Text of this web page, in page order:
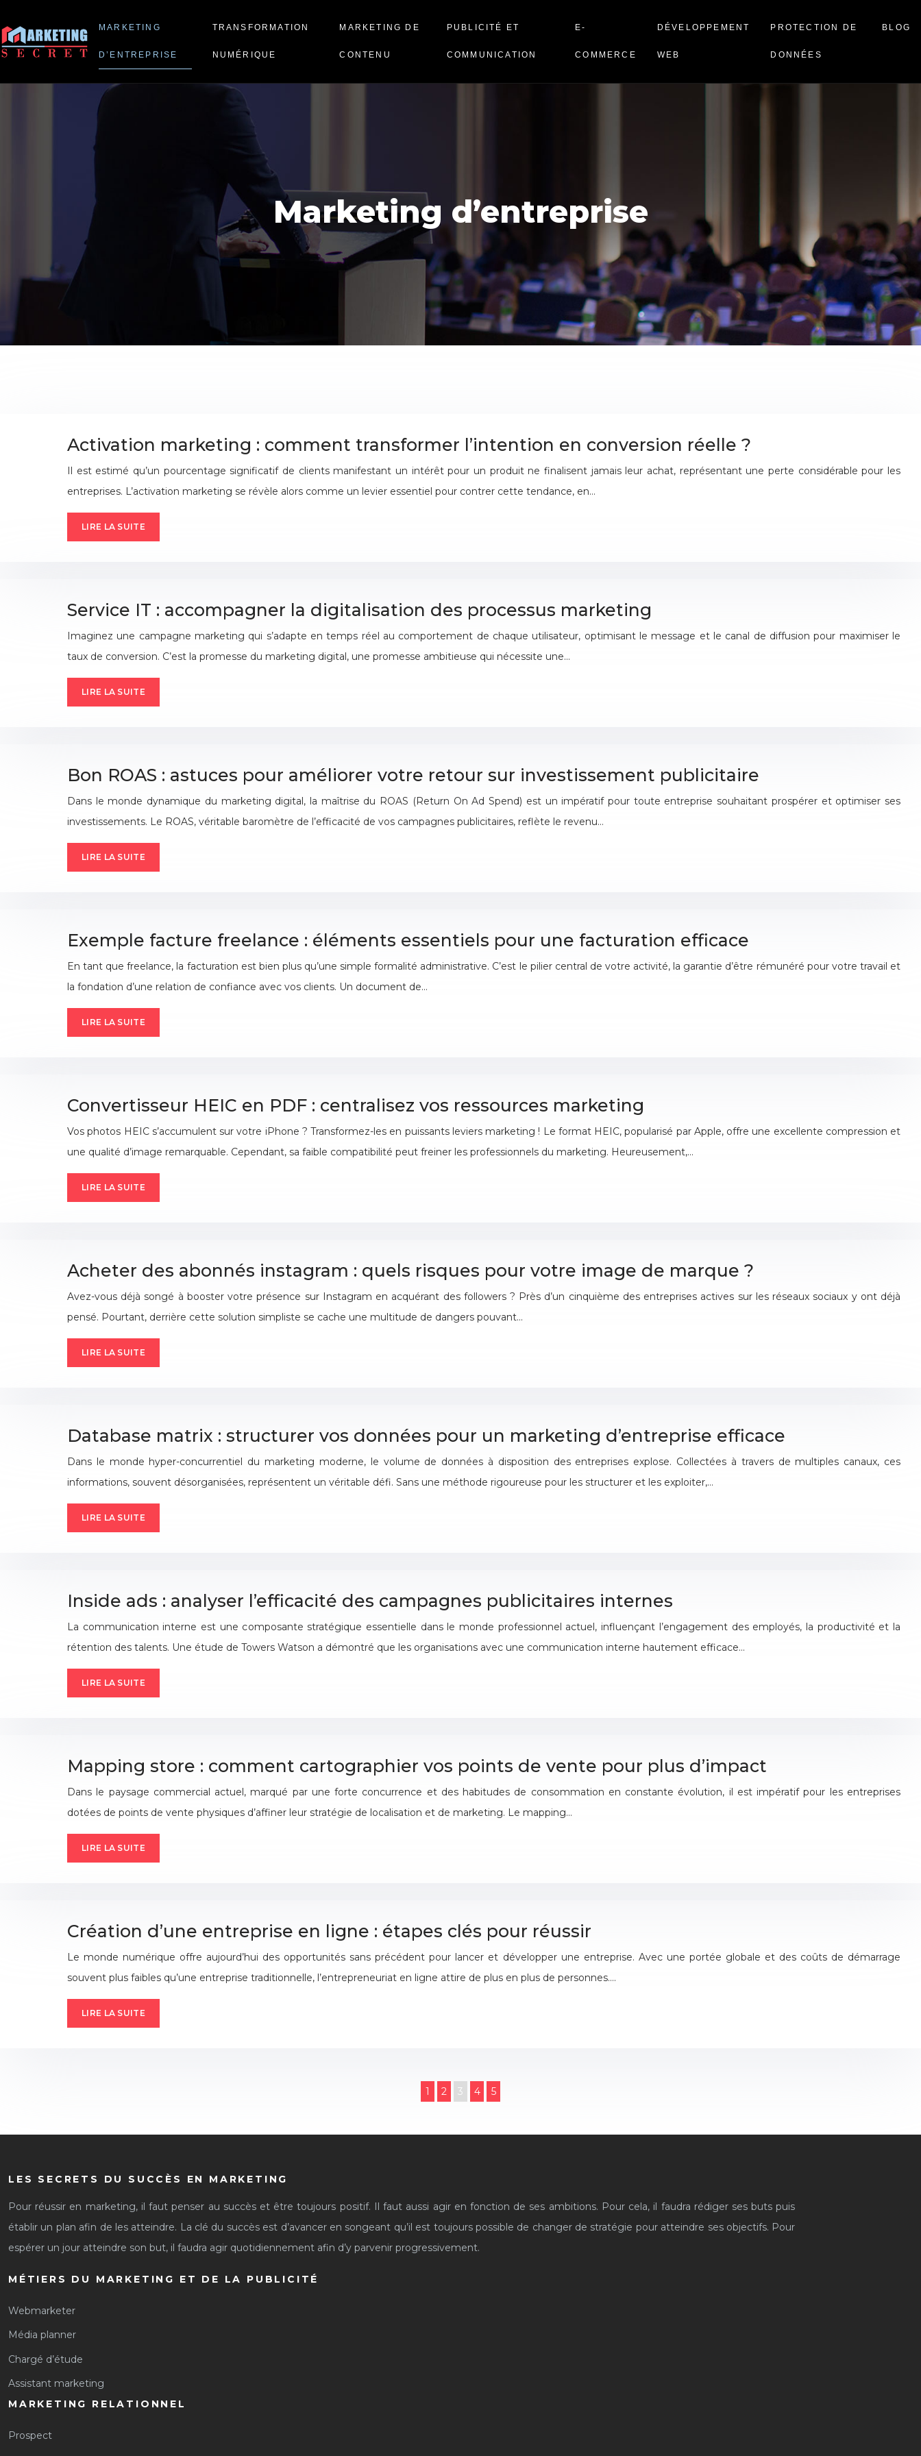
MARKETING
D’ENTREPRISE
TRANSFORMATION
NUMÉRIQUE
MARKETING DE
CONTENU
PUBLICITÉ ET
COMMUNICATION
E-
COMMERCE
DÉVELOPPEMENT
WEB
PROTECTION DE
DONNÉES
BLOG
Marketing d’entreprise
Activation marketing : comment transformer l’intention en conversion réelle ?
Il est estimé qu’un pourcentage significatif de clients manifestant un intérêt pour un produit ne finalisent jamais leur achat, représentant une perte considérable pour les
entreprises. L’activation marketing se révèle alors comme un levier essentiel pour contrer cette tendance, en…
LIRE LA SUITE
Service IT : accompagner la digitalisation des processus marketing
Imaginez une campagne marketing qui s’adapte en temps réel au comportement de chaque utilisateur, optimisant le message et le canal de diffusion pour maximiser le
taux de conversion. C’est la promesse du marketing digital, une promesse ambitieuse qui nécessite une…
LIRE LA SUITE
Bon ROAS : astuces pour améliorer votre retour sur investissement publicitaire
Dans le monde dynamique du marketing digital, la maîtrise du ROAS (Return On Ad Spend) est un impératif pour toute entreprise souhaitant prospérer et optimiser ses
investissements. Le ROAS, véritable baromètre de l’efficacité de vos campagnes publicitaires, reflète le revenu…
LIRE LA SUITE
Exemple facture freelance : éléments essentiels pour une facturation efficace
En tant que freelance, la facturation est bien plus qu’une simple formalité administrative. C’est le pilier central de votre activité, la garantie d’être rémunéré pour votre travail et
la fondation d’une relation de confiance avec vos clients. Un document de…
LIRE LA SUITE
Convertisseur HEIC en PDF : centralisez vos ressources marketing
Vos photos HEIC s’accumulent sur votre iPhone ? Transformez-les en puissants leviers marketing ! Le format HEIC, popularisé par Apple, offre une excellente compression et
une qualité d’image remarquable. Cependant, sa faible compatibilité peut freiner les professionnels du marketing. Heureusement,…
LIRE LA SUITE
Acheter des abonnés instagram : quels risques pour votre image de marque ?
Avez-vous déjà songé à booster votre présence sur Instagram en acquérant des followers ? Près d’un cinquième des entreprises actives sur les réseaux sociaux y ont déjà
pensé. Pourtant, derrière cette solution simpliste se cache une multitude de dangers pouvant…
LIRE LA SUITE
Database matrix : structurer vos données pour un marketing d’entreprise efficace
Dans le monde hyper-concurrentiel du marketing moderne, le volume de données à disposition des entreprises explose. Collectées à travers de multiples canaux, ces
informations, souvent désorganisées, représentent un véritable défi. Sans une méthode rigoureuse pour les structurer et les exploiter,…
LIRE LA SUITE
Inside ads : analyser l’efficacité des campagnes publicitaires internes
La communication interne est une composante stratégique essentielle dans le monde professionnel actuel, influençant l’engagement des employés, la productivité et la
rétention des talents. Une étude de Towers Watson a démontré que les organisations avec une communication interne hautement efficace…
LIRE LA SUITE
Mapping store : comment cartographier vos points de vente pour plus d’impact
Dans le paysage commercial actuel, marqué par une forte concurrence et des habitudes de consommation en constante évolution, il est impératif pour les entreprises
dotées de points de vente physiques d’affiner leur stratégie de localisation et de marketing. Le mapping…
LIRE LA SUITE
Création d’une entreprise en ligne : étapes clés pour réussir
Le monde numérique offre aujourd’hui des opportunités sans précédent pour lancer et développer une entreprise. Avec une portée globale et des coûts de démarrage
souvent plus faibles qu’une entreprise traditionnelle, l’entrepreneuriat en ligne attire de plus en plus de personnes….
LIRE LA SUITE
1 2 3 4 5
LES SECRETS DU SUCCÈS EN MARKETING
Pour réussir en marketing, il faut penser au succès et être toujours positif. Il faut aussi agir en fonction de ses ambitions. Pour cela, il faudra rédiger ses buts puis
établir un plan afin de les atteindre. La clé du succès est d’avancer en songeant qu’il est toujours possible de changer de stratégie pour atteindre ses objectifs. Pour
espérer un jour atteindre son but, il faudra agir quotidiennement afin d’y parvenir progressivement.
MÉTIERS DU MARKETING ET DE LA PUBLICITÉ
Webmarketer
Média planner
Chargé d’étude
Assistant marketing
MARKETING RELATIONNEL
Prospect